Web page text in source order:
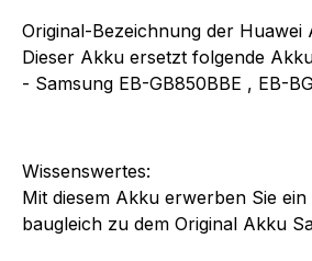
Original-Bezeichnung der Huawei
Dieser Akku ersetzt folgende
- Samsung EB-GB850BBE , EB-
Wissenswertes:
Mit diesem Akku erwerben Sie
baugleich zu dem Original Akku